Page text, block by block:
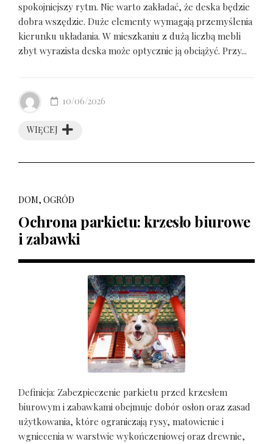
spokojniejszy rytm. Nie warto zakładać, że deska będzie
dobra wszędzie. Duże elementy wymagają przemyślenia
kierunku układania. W mieszkaniu z dużą liczbą mebli
zbyt wyrazista deska może optycznie ją obciążyć. Przy...
WIĘCEJ
10/06/2026
DOM, OGRÓD
Ochrona parkietu: krzesło biurowe
i zabawki
Definicja: Zabezpieczenie parkietu przed krzesłem
biurowym i zabawkami obejmuje dobór osłon oraz zasad
użytkowania, które ograniczają rysy, matowienie i
wgniecenia w warstwie wykończeniowej oraz drewnie,